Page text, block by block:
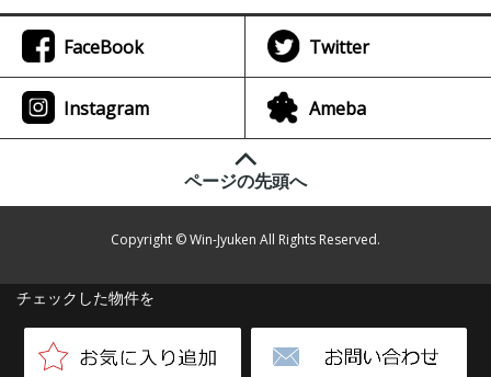
チェックした物件を
FaceBook Twitter
Instagram Ameba
ページの先頭へ
Copyright © Win-Jyuken All Rights Reserved.